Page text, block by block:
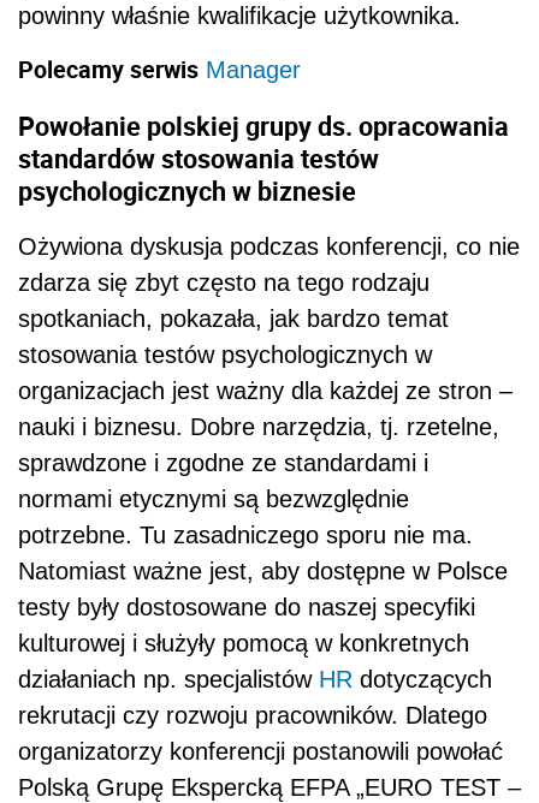
powinny właśnie kwalifikacje użytkownika.
Polecamy serwis Manager
Powołanie polskiej grupy ds. opracowania
standardów stosowania testów
psychologicznych w biznesie
Ożywiona dyskusja podczas konferencji, co nie
zdarza się zbyt często na tego rodzaju
spotkaniach, pokazała, jak bardzo temat
stosowania testów psychologicznych w
organizacjach jest ważny dla każdej ze stron –
nauki i biznesu. Dobre narzędzia, tj. rzetelne,
sprawdzone i zgodne ze standardami i
normami etycznymi są bezwzględnie
potrzebne. Tu zasadniczego sporu nie ma.
Natomiast ważne jest, aby dostępne w Polsce
testy były dostosowane do naszej specyfiki
kulturowej i służyły pomocą w konkretnych
działaniach np. specjalistów HR dotyczących
rekrutacji czy rozwoju pracowników. Dlatego
organizatorzy konferencji postanowili powołać
Polską Grupę Ekspercką EFPA „EURO TEST –